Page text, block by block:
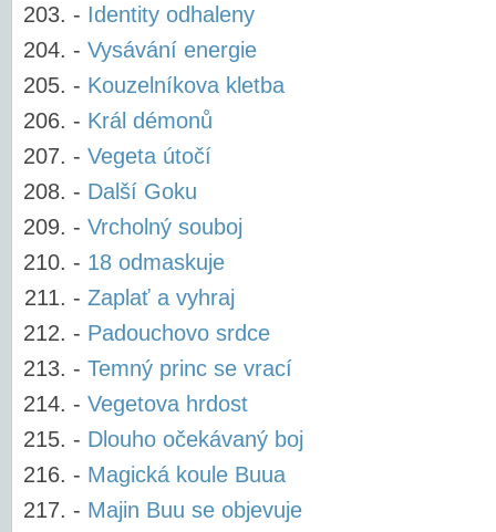
- Identity odhaleny
- Vysávání energie
- Kouzelníkova kletba
- Král démonů
- Vegeta útočí
- Další Goku
- Vrcholný souboj
- 18 odmaskuje
- Zaplať a vyhraj
- Padouchovo srdce
- Temný princ se vrací
- Vegetova hrdost
- Dlouho očekávaný boj
- Magická koule Buua
- Majin Buu se objevuje